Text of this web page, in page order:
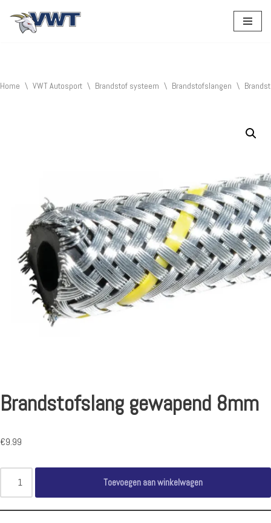
Home \ VWT Autosport \ Brandstof systeem \ Brandstofslangen \
Brandstofslang gewapend 8mm
€9.99
Toevoegen aan winkelwagen